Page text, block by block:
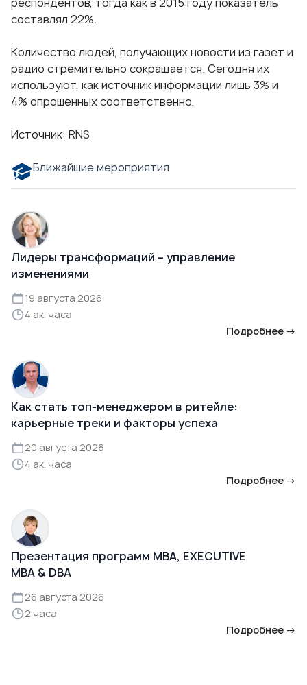
составлял 22%.
Количество людей, получающих новости из газет и
радио стремительно сокращается. Сегодня их
используют, как источник информации лишь 3% и
4% опрошенных соответственно.
Источник: RNS
Ближайшие мероприятия
Лидеры трансформаций – управление
изменениями
19 августа 2026
4 ак. часа
Подробнее →
Как стать топ-менеджером в ритейле:
карьерные треки и факторы успеха
20 августа 2026
4 ак. часа
Подробнее →
Презентация программ MBA, EXECUTIVE
MBA & DBA
26 августа 2026
2 часа
Подробнее →